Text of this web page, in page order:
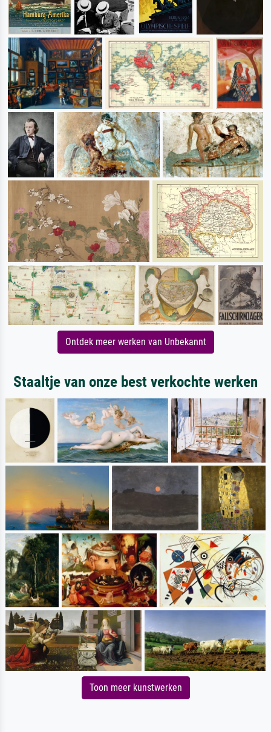
Ontdek meer werken van Unbekannt
Staaltje van onze best verkochte werken
Toon meer kunstwerken